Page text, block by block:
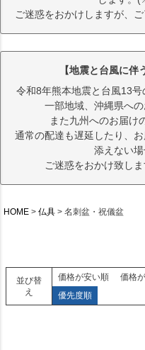
ご迷惑をおかけしますが、
【地震と台風に伴
令和8年熊本地震と台風13
一部地域、沖縄県へ
また九州へのお届け
通常の配達も遅延したり、
添えない場
ご迷惑をおかけ致し
HOME 仏具 名刺盆・祝儀盆
並び替
え
価格が安い順 価格
優先度順